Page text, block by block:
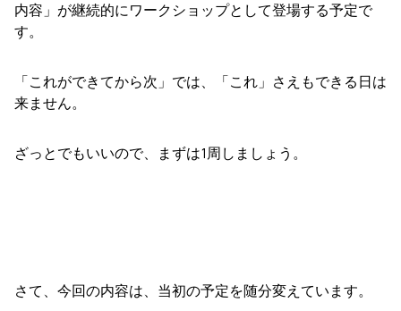
内容」が継続的にワークショップとして登場する予定で
す。
「これができてから次」では、「これ」さえもできる日は
来ません。
ざっとでもいいので、まずは1周しましょう。
さて、今回の内容は、当初の予定を随分変えています。